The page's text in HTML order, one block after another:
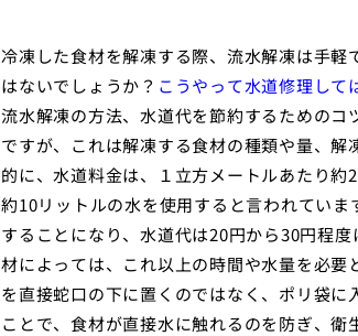
冷凍した食材を解凍する際、流水解凍は手
はないでしょうか？ こうやって水道修理して
流水解凍の方法、水道代を節約するための
ですが、これは解凍する食材の種類や量、
的に、水道料金は、１立方メートルあたり約
約10リットルの水を使用すると言われてい
することになり、水道代は20円から30円程
材によっては、これ以上の時間や水量を必
を直接蛇口の下に置くのではなく、ポリ袋
ことで、食材が直接水に触れるのを防ぎ、